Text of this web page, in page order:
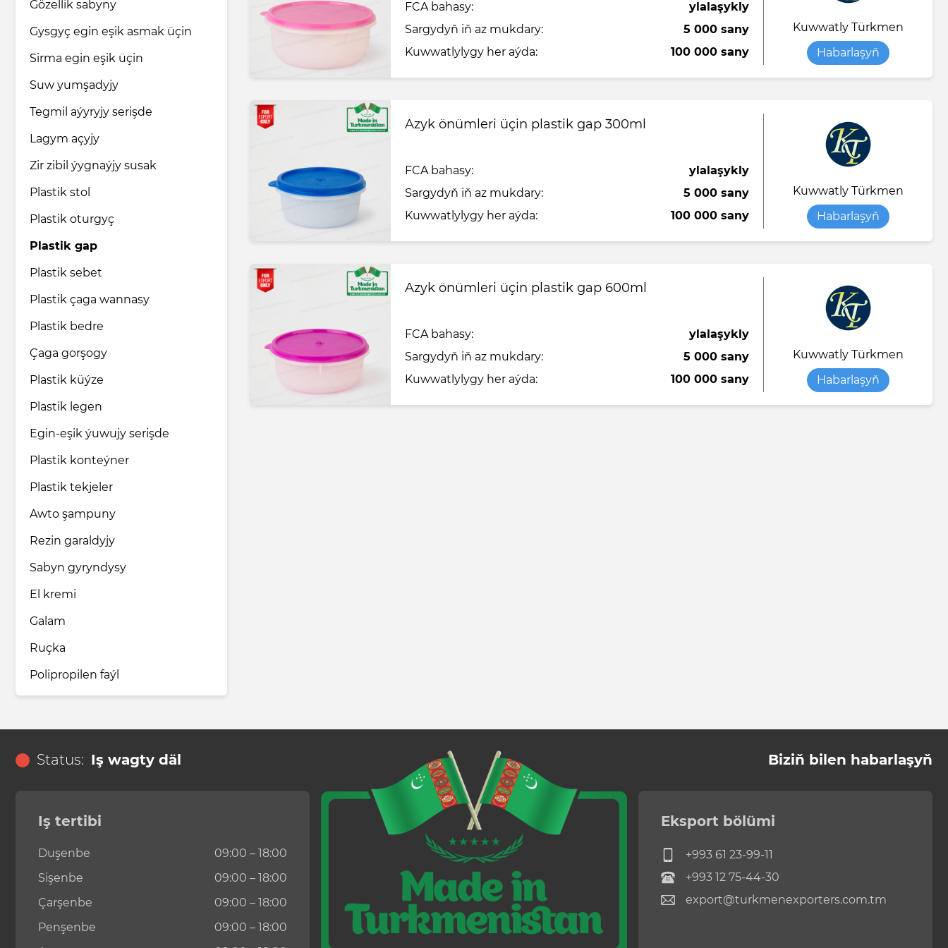
Gözellik sabyny
Gysgyç egin eşik asmak üçin
Sirma egin eşik üçin
Suw yumşadyjy
Tegmil aýyryjy serişde
Lagym açyjy
Zir zibil ýygnaýjy susak
Plastik stol
Plastik oturgyç
Plastik gap
Plastik sebet
Plastik çaga wannasy
Plastik bedre
Çaga gorşogy
Plastik küýze
Plastik legen
Egin-eşik ýuwujy serişde
Plastik konteýner
Plastik tekjeler
Awto şampuny
Rezin garaldyjy
Sabyn gyryndysy
El kremi
Galam
Ruçka
Polipropilen faýl
FCA bahasy:
ylalaşykly
Sargydyň iň az mukdary:
5 000 sany
Kuwwatlylygy her aýda:
100 000 sany
Kuwwatly Türkmen
Habarlaşyň
Azyk önümleri üçin plastik gap 300ml
FCA bahasy:
ylalaşykly
Sargydyň iň az mukdary:
5 000 sany
Kuwwatlylygy her aýda:
100 000 sany
Kuwwatly Türkmen
Habarlaşyň
Azyk önümleri üçin plastik gap 600ml
FCA bahasy:
ylalaşykly
Sargydyň iň az mukdary:
5 000 sany
Kuwwatlylygy her aýda:
100 000 sany
Kuwwatly Türkmen
Habarlaşyň
Status: Iş wagty däl Biziň bilen habarlaşyň
Iş tertibi
Duşenbe
09:00 – 18:00
Sişenbe
09:00 – 18:00
Çarşenbe
09:00 – 18:00
Penşenbe
09:00 – 18:00
Eksport bölümi
+993 61 23-99-11
+993 12 75-44-30
export@turkmenexporters.com.tm